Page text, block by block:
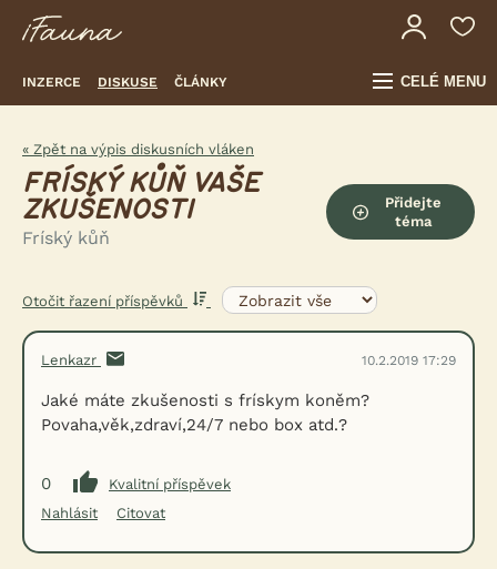
INZERCE DISKUSE ČLÁNKY CELÉ MENU
« Zpět na výpis diskusních vláken
FRÍSKÝ KŮŇ VAŠE
ZKUŠENOSTI
Fríský kůň
Přidejte
téma
Otočit řazení příspěvků
Lenkazr 10.2.2019 17:29
Jaké máte zkušenosti s frískym koněm?
Povaha,věk,zdraví,24/7 nebo box atd.?
0
Kvalitní příspěvek
Nahlásit
Citovat